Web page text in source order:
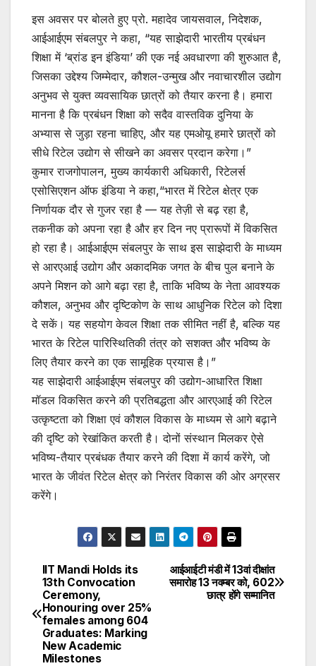
इस अवसर पर बोलते हुए प्रो. महादेव जायसवाल, निदेशक,
आईआईएम संबलपुर ने कहा, “यह साझेदारी भारतीय प्रबंधन
शिक्षा में ‘ब्रांड इन इंडिया’ की एक नई अवधारणा की शुरुआत है,
जिसका उद्देश्य जिम्मेदार, कौशल-उन्मुख और नवाचारशील उद्योग
अनुभव से युक्त व्यवसायिक छात्रों को तैयार करना है। हमारा
मानना है कि प्रबंधन शिक्षा को सदैव वास्तविक दुनिया के
अभ्यास से जुड़ा रहना चाहिए, और यह एमओयू हमारे छात्रों को
सीधे रिटेल उद्योग से सीखने का अवसर प्रदान करेगा।”
कुमार राजगोपालन, मुख्य कार्यकारी अधिकारी, रिटेलर्स
एसोसिएशन ऑफ इंडिया ने कहा,“भारत में रिटेल क्षेत्र एक
निर्णायक दौर से गुजर रहा है — यह तेज़ी से बढ़ रहा है,
तकनीक को अपना रहा है और हर दिन नए प्रारूपों में विकसित
हो रहा है। आईआईएम संबलपुर के साथ इस साझेदारी के माध्यम
से आरएआई उद्योग और अकादमिक जगत के बीच पुल बनाने के
अपने मिशन को आगे बढ़ा रहा है, ताकि भविष्य के नेता आवश्यक
कौशल, अनुभव और दृष्टिकोण के साथ आधुनिक रिटेल को दिशा
दे सकें। यह सहयोग केवल शिक्षा तक सीमित नहीं है, बल्कि यह
भारत के रिटेल पारिस्थितिकी तंत्र को सशक्त और भविष्य के
लिए तैयार करने का एक सामूहिक प्रयास है।”
यह साझेदारी आईआईएम संबलपुर की उद्योग-आधारित शिक्षा
मॉडल विकसित करने की प्रतिबद्धता और आरएआई की रिटेल
उत्कृष्टता को शिक्षा एवं कौशल विकास के माध्यम से आगे बढ़ाने
की दृष्टि को रेखांकित करती है। दोनों संस्थान मिलकर ऐसे
भविष्य-तैयार प्रबंधक तैयार करने की दिशा में कार्य करेंगे, जो
भारत के जीवंत रिटेल क्षेत्र को निरंतर विकास की ओर अग्रसर
करेंगे।
Post
navigation
आईआईटी मंडी में 13वां दीक्षांत
समारोह 13 नवम्बर को, 602
छात्र होंगे सम्मानित
IIT Mandi Holds its
13th Convocation
Ceremony,
Honouring over 25%
females among 604
Graduates: Marking
New Academic
Milestones